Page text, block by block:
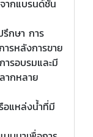
ากแบรนด์ชั้น
รึกษา การ
รหลังการขาย
ารอบรมและมี
ากหลาย
อแหล่งน้ำที่มี